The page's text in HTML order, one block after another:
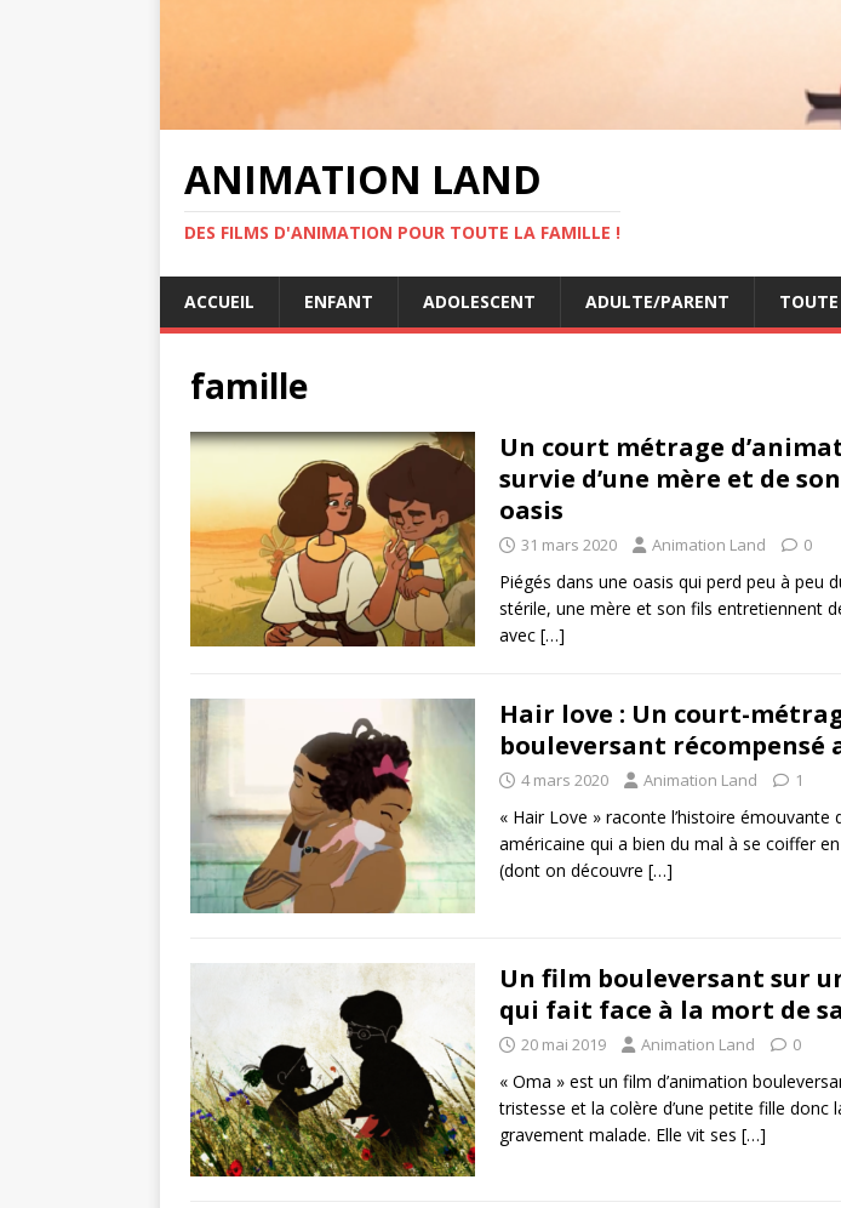
ANIMATION LAND
DES FILMS D'ANIMATION POUR TOUTE LA FAMILLE !
ACCUEIL ENFANT ADOLESCENT ADULTE/PARENT
famille
Un court métrage
survie d’une mère et de
oasis
31 mars 2020 Animation Land 0
Piégés dans une oasis qui perd peu à peu
stérile, une mère et son fils entretiennent
avec […]
Hair love : Un court-
bouleversant récompensé
4 mars 2020 Animation Land 1
« Hair Love » raconte l’histoire émouvante
américaine qui a bien du mal à se coiffer
(dont on découvre […]
Un film bouleversant sur
qui fait face à la mort de
20 mai 2019 Animation Land 0
« Oma » est un film d’animation
tristesse et la colère d’une petite fille donc
gravement malade. Elle vit ses […]